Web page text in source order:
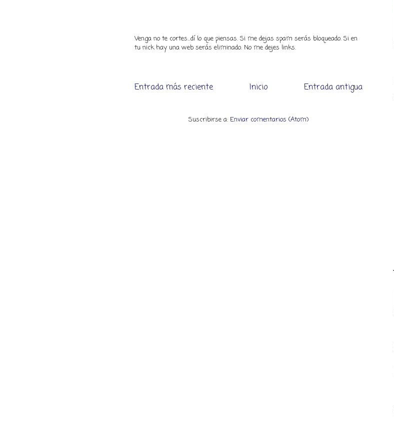
Venga no te cortes...dí lo que piensas. Si me dejas spam serás bloqueado. Si en
tu nick hay una web serás eliminado. No me dejes links.
Entrada más reciente Entrada antigua
Inicio
Suscribirse a: Enviar comentarios (Atom)